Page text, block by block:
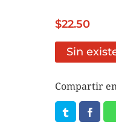
$22.50
Sin
Compartir